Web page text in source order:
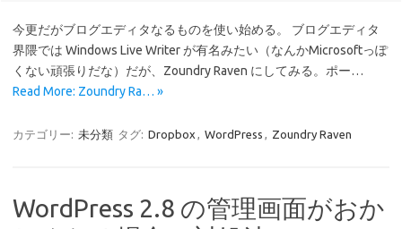
今更だがブログエディタなるものを使い始める。 ブログエディタ
界隈では Windows Live Writer が有名みたい（なんかMicrosoftっぽ
くない頑張りだな）だが、Zoundry Raven にしてみる。ポー…
Read More: Zoundry Ra… »
カテゴリー: 未分類 タグ: Dropbox , WordPress , Zoundry Raven
WordPress 2.8 の管理画面がおか